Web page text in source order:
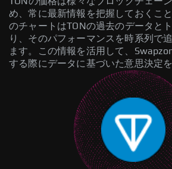
め、常に最新情報を把握しておくこ
のチャートはTONの過去のデータと
り、そのパフォーマンスを時系列で
ます。この情報を活用して、
する際にデータに基づいた意思決定